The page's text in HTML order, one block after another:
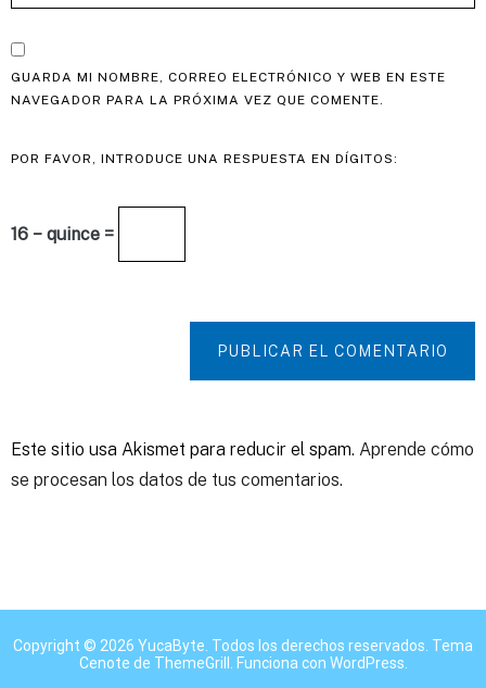
GUARDA MI NOMBRE, CORREO ELECTRÓNICO Y WEB EN ESTE
NAVEGADOR PARA LA PRÓXIMA VEZ QUE COMENTE.
POR FAVOR, INTRODUCE UNA RESPUESTA EN DÍGITOS:
16 − quince =
PUBLICAR EL COMENTARIO
Este sitio usa Akismet para reducir el spam. Aprende cómo
se procesan los datos de tus comentarios.
Copyright © 2026 YucaByte . Todos los derechos reservados. Tema
Cenote de ThemeGrill. Funciona con WordPress